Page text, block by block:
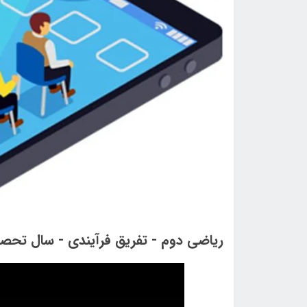
ریاضی دوم - تفریق فرآیندی - سال تحصیلی